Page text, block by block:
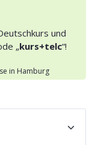
und
„kurs+telc“!
in Hamburg